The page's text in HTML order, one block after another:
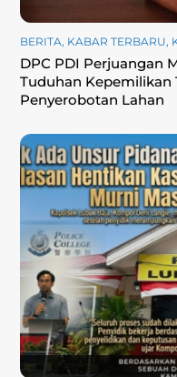
BERITA, KABAR TERBARU,
DPC PDI Perjuangan
Tuduhan Kepemilikan
Penyerobotan Lahan